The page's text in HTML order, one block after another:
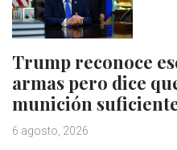
Trump reconoce
armas pero dice
munición
6 agosto, 2026